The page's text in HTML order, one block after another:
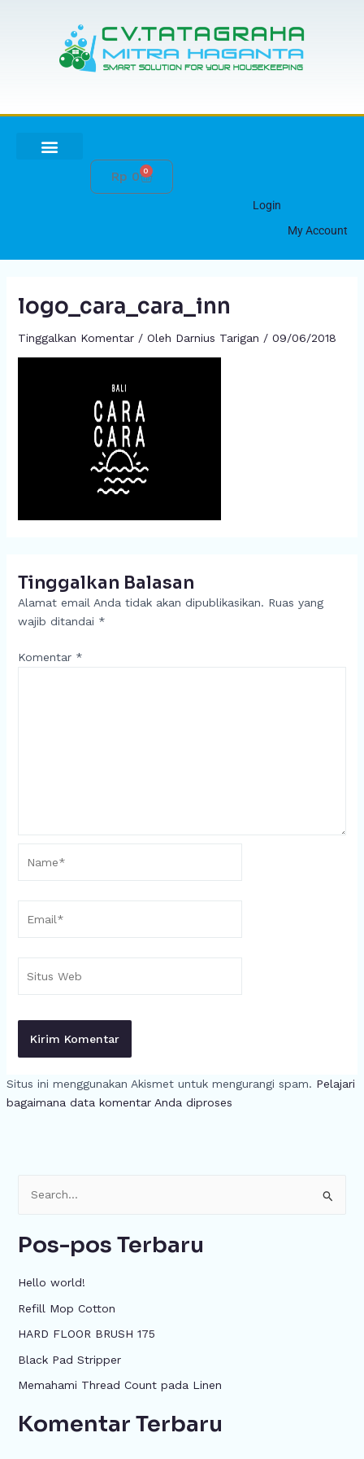
Rp 0 0
Cart
Login
My Account
logo_cara_cara_inn
Tinggalkan Komentar / Oleh Darnius Tarigan / 09/06/2018
Tinggalkan Balasan
Alamat email Anda tidak akan dipublikasikan. Ruas yang
wajib ditandai *
Komentar *
Web
Situs ini menggunakan Akismet untuk mengurangi spam. Pelajari
bagaimana data komentar Anda diproses
u
n
t
u
k
Pos-pos Terbaru
Hello world!
Refill Mop Cotton
HARD FLOOR BRUSH 175
Black Pad Stripper
Memahami Thread Count pada Linen
Komentar Terbaru